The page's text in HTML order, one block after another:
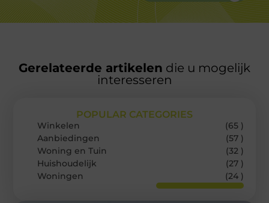
Gerelateerde artikelen die u mogelijk
interesseren
POPULAR CATEGORIES
Winkelen
(65 )
Aanbiedingen
(57 )
Woning en Tuin
(32 )
Huishoudelijk
(27 )
Woningen
(24 )